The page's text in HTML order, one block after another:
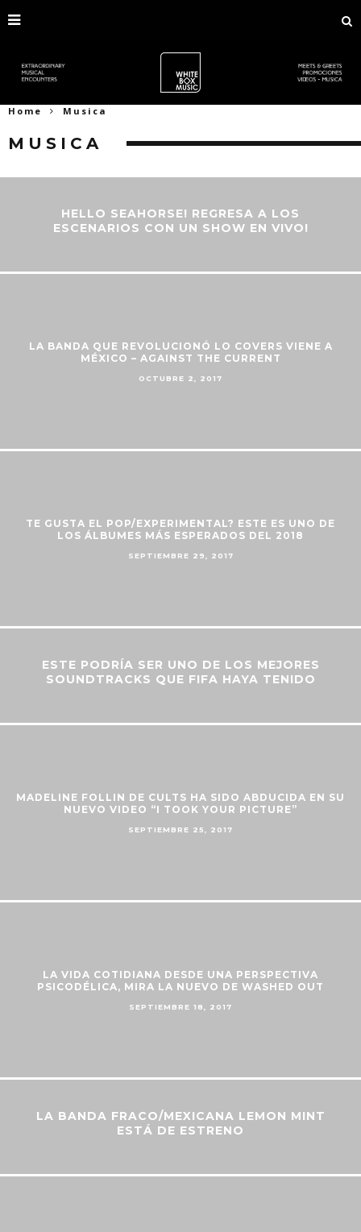
Home Musica
MUSICA
HELLO SEAHORSE! REGRESA A LOS
ESCENARIOS CON UN SHOW EN VIVO!
LA BANDA QUE REVOLUCIONÓ LO COVERS VIENE A
MÉXICO – AGAINST THE CURRENT
OCTUBRE 2, 2017
TE GUSTA EL POP/EXPERIMENTAL? ESTE ES UNO DE
LOS ÁLBUMES MÁS ESPERADOS DEL 2018
SEPTIEMBRE 29, 2017
ESTE PODRÍA SER UNO DE LOS MEJORES
SOUNDTRACKS QUE FIFA HAYA TENIDO
MADELINE FOLLIN DE CULTS HA SIDO ABDUCIDA EN SU
NUEVO VIDEO “I TOOK YOUR PICTURE”
SEPTIEMBRE 25, 2017
LA VIDA COTIDIANA DESDE UNA PERSPECTIVA
PSICODÉLICA, MIRA LA NUEVO DE WASHED OUT
SEPTIEMBRE 18, 2017
LA BANDA FRACO/MEXICANA LEMON MINT
ESTÁ DE ESTRENO